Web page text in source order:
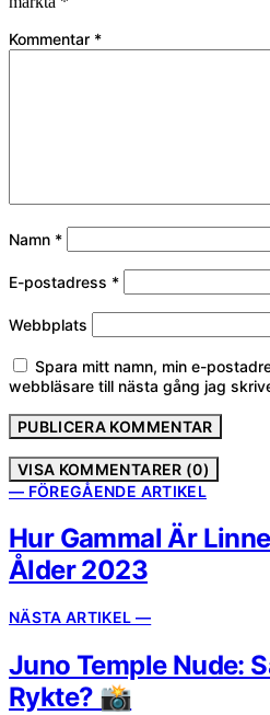
Kommentar *
Namn *
E-postadress *
Webbplats
Spara mitt namn, min e-
webbläsare till nästa gång jag
VISA KOMMENTARER (0)
— FÖREGÅENDE ARTIKEL
Hur Gammal Är
Ålder 2023
NÄSTA ARTIKEL —
Juno Temple Nude:
Rykte? 📸